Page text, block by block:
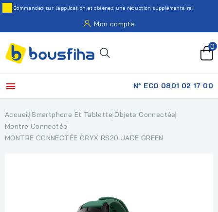
Commandez sur l'application et obtenez une réduction supplémentaire !
Mon compte
0
 N° ECO 0801 02 17 00
Accueil Smartphone Et Tablette Objets Connectés
Montre Connectée
MONTRE CONNECTÉE ORYX RS20 JADE GREEN